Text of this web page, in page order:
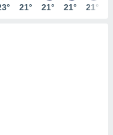
21° 21° 21° 21°